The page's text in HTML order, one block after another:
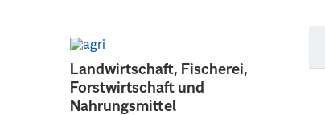
Landwirtschaft, Fischerei,
Forstwirtschaft und
Nahrungsmittel